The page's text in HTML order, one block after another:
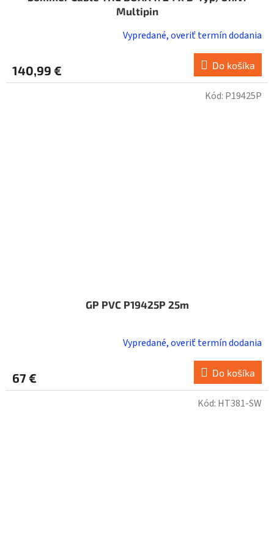
Multipin
Vypredané, overiť termín dodania
140,99 € Do košíka
GP PVC P19425P 25m
Vypredané, overiť termín dodania
67 € Do košíka
Kód: P19425P
Kód: HT381-SW